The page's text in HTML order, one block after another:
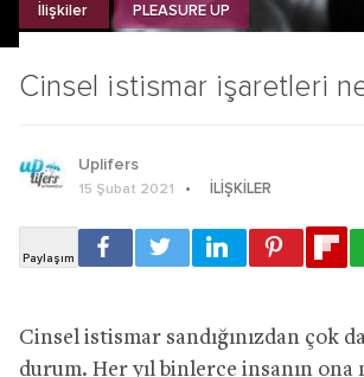
Cinsel istismar işaretleri
İlişkiler PLEASURE UP
Uplifers
15 Şubat 2021 İLIŞKILER
Cinsel istismar sandığınızdan çok
durum. Her yıl binlerce insanın ona